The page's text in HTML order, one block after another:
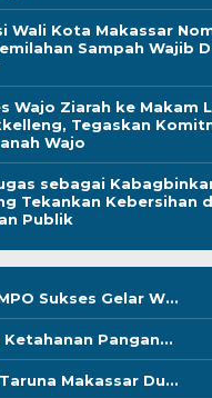
Wali Kota Makassar
Sampah Wajib
Wajo Ziarah ke Makam
Tegaskan
Wajo
sebagai
Tekankan Kebersihan
Publik
Sukses Gelar W...
Ketahanan Pangan...
Makassar Du...